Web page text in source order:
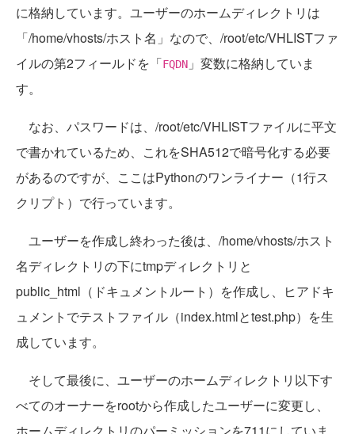
に格納しています。ユーザーのホームディレクトリは
「/home/vhosts/ホスト名」なので、/root/etc/VHLISTファ
イルの第2フィールドを「FQDN 」変数に格納していま
す。
なお、パスワードは、/root/etc/VHLISTファイルに平文
で書かれているため、これをSHA512で暗号化する必要
があるのですが、ここはPythonのワンライナー（1行ス
クリプト）で行っています。
ユーザーを作成し終わった後は、/home/vhosts/ホスト
名ディレクトリの下にtmpディレクトリと
public_html（ドキュメントルート）を作成し、ヒアドキ
ュメントでテストファイル（index.htmlとtest.php）を生
成しています。
そして最後に、ユーザーのホームディレクトリ以下す
べてのオーナーをrootから作成したユーザーに変更し、